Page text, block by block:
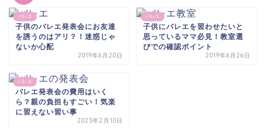
バレエ
子供のバレエ発表会にお友達
を誘うのはアリ？！迷惑じゃ
ないか心配
2019年6月20日
バレエ
子供にバレエを習わせたいと
思っているママ必見！教室選
びでの確認ポイント
2019年6月26日
バレエ
バレエ発表会の費用はいく
ら？親の負担もすごい！気楽
に習えない習い事
2023年2月10日